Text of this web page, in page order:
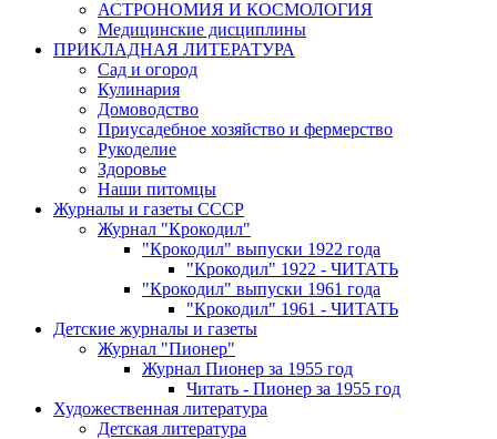
АСТРОНОМИЯ И КОСМОЛОГИЯ
Медицинские дисциплины
ПРИКЛАДНАЯ ЛИТЕРАТУРА
Сад и огород
Кулинария
Домоводство
Приусадебное хозяйство и фермерство
Рукоделие
Здоровье
Наши питомцы
Журналы и газеты СССР
Журнал "Крокодил"
"Крокодил" выпуски 1922 года
"Крокодил" 1922 - ЧИТАТЬ
"Крокодил" выпуски 1961 года
"Крокодил" 1961 - ЧИТАТЬ
Детские журналы и газеты
Журнал "Пионер"
Журнал Пионер за 1955 год
Читать - Пионер за 1955 год
Художественная литература
Детская литература